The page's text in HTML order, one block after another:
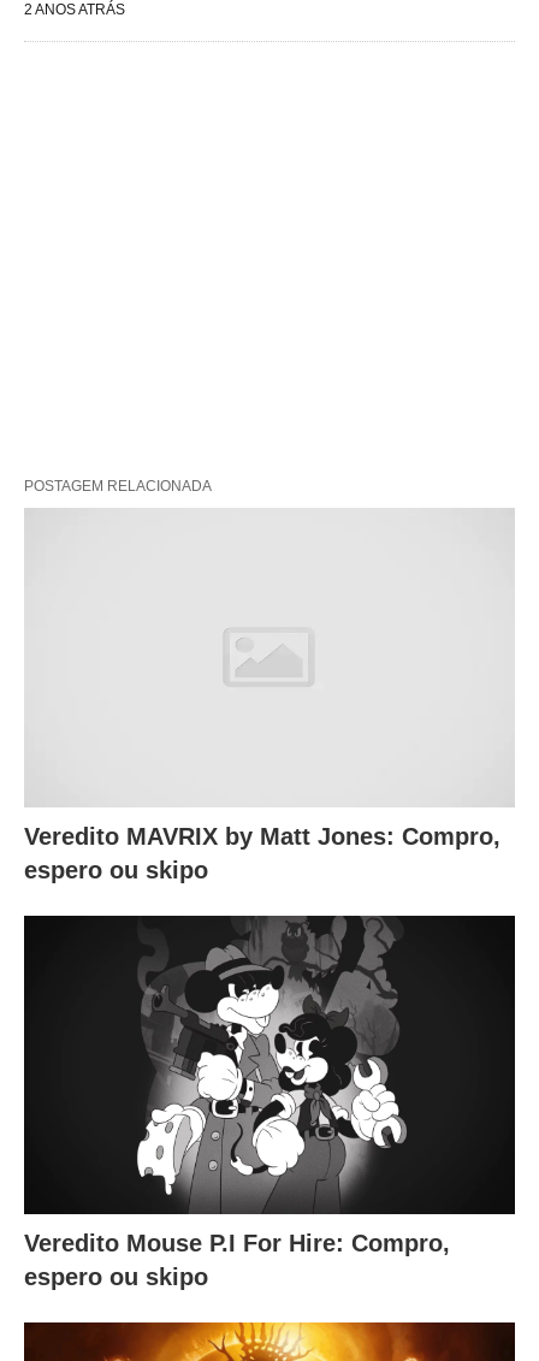
2 ANOS ATRÁS
POSTAGEM RELACIONADA
Veredito MAVRIX by Matt Jones: Compro,
espero ou skipo
Veredito Mouse P.I For Hire: Compro,
espero ou skipo